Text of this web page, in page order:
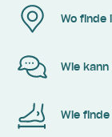
Wo finde
Wie
Wie